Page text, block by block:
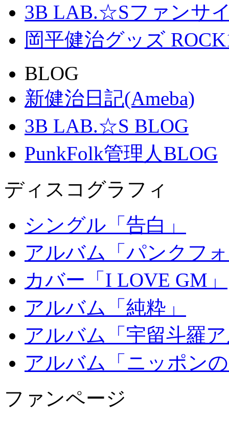
3B LAB.☆Sファンサイ
岡平健治グッズ
BLOG
新健治日記(Ameba)
3B LAB.☆S BLOG
PunkFolk管理人BLOG
ディスコグラフィ
シングル「告白」
アルバム「パンクフ
カバー「I LOVE GM」
アルバム「純粋」
アルバム「宇留斗羅
アルバム「ニッポン
ファンページ